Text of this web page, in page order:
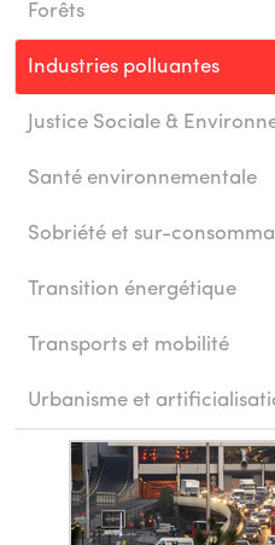
Forêts
Industries polluantes
Justice Sociale &
Santé environnementale
Sobriété et sur-
Transition énergétique
Transports et mobilité
Urbanisme et